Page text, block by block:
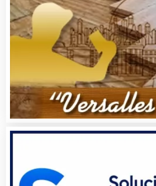
Automatización
Automóviles Nuevos y Usados
Autopartes Eléctricas
Avaluos
Balnearios